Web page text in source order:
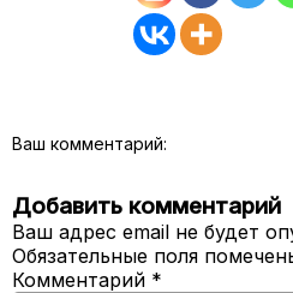
Ваш комментарий:
Добавить комментарий
Ваш адрес email не будет
Обязательные поля
Комментарий *